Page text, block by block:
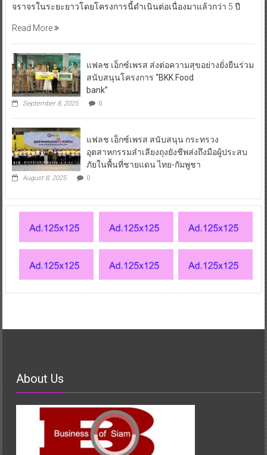
จราจรในระยะยาวโดยโครงการนี้ดำเนินต่อเนื่องมาแล้วกว่า 5 ปี
Read More
แฟลช เอ็กซ์เพรส ส่งต่อความสุขอย่างยั่งยืนร่วม
สนับสนุนโครงการ “BKK Food
bank”
September 8, 2025 0
แฟลช เอ็กซ์เพรส สนับสนุน กระทรวง
อุตสาหกรรมลำเลียงถุงยังชีพส่งถึงมือผู้ประสบ
ภัยในพื้นที่ชายแดน ไทย-กัมพูชา
August 8, 2025 0
About Us